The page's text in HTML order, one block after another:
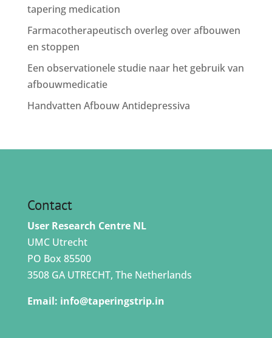
tapering medication
Farmacotherapeutisch overleg over afbouwen
en stoppen
Een observationele studie naar het gebruik van
afbouwmedicatie
Handvatten Afbouw Antidepressiva
Contact
User Research Centre NL
UMC Utrecht
PO Box 85500
3508 GA UTRECHT, The Netherlands
Email: info@taperingstrip.in